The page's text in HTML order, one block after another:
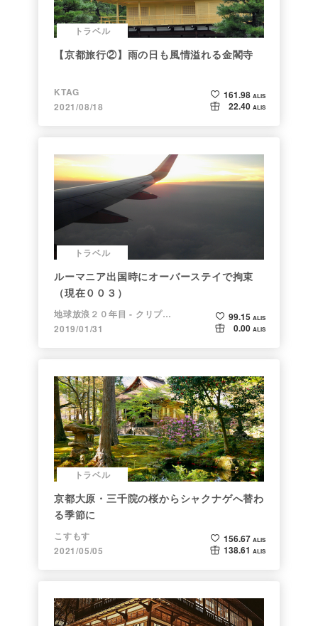
トラベル
【京都旅行②】雨の日も風情溢れる金閣寺
KTAG
2021/08/18
161.98 ALIS
22.40 ALIS
トラベル
ルーマニア出国時にオーバーステイで拘束
（現在００３）
地球放浪２０年目 - クリプトラベラー
2019/01/31
99.15 ALIS
0.00 ALIS
トラベル
京都大原・三千院の桜からシャクナゲへ替わ
る季節に
こすもす
2021/05/05
156.67 ALIS
138.61 ALIS